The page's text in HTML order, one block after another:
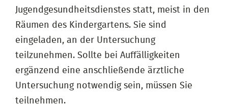
Jugendgesundheitsdienstes statt, meist in den
Räumen des Kindergartens. Sie sind
eingeladen, an der Untersuchung
teilzunehmen. Sollte bei Auffälligkeiten
ergänzend eine anschließende ärztliche
Untersuchung notwendig sein, müssen Sie
teilnehmen.